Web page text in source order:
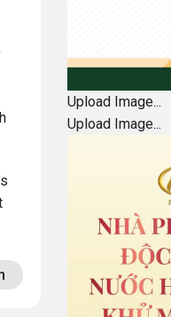
Upload Image...
Upload Image...